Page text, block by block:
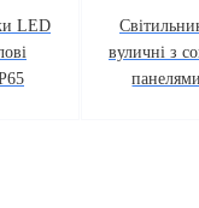
LED
вуличні з